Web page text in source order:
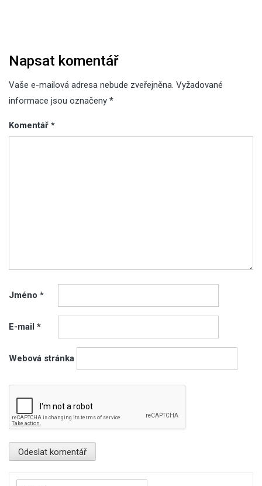
Napsat komentář
Vaše e-mailová adresa nebude zveřejněna. Vyžadované
informace jsou označeny *
Komentář *
Jméno *
E-mail *
Webová stránka
Vyhledávání